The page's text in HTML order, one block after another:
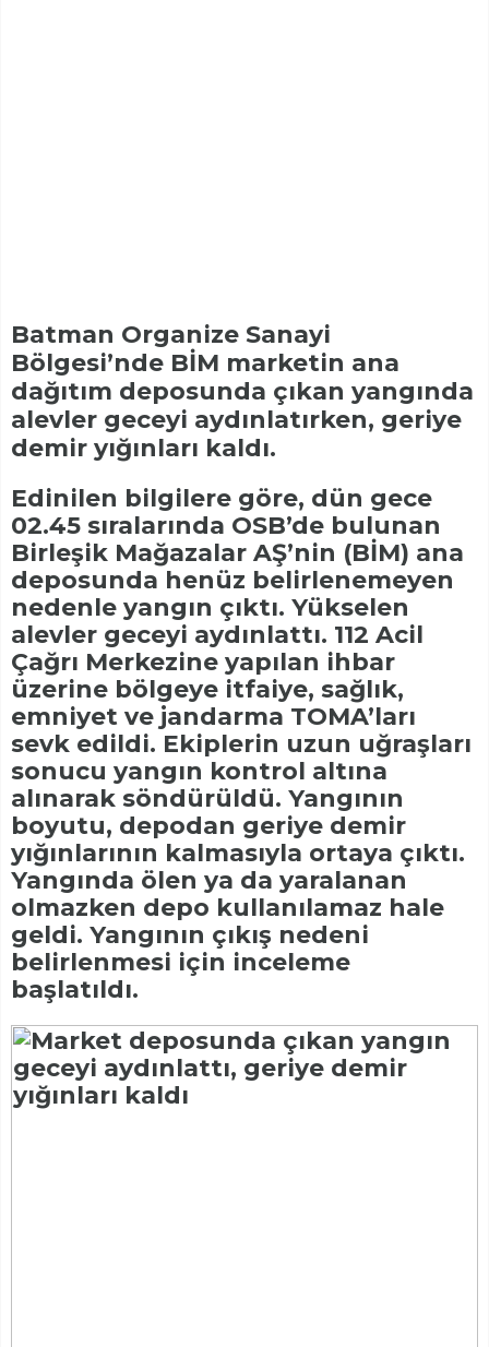
Batman Organize Sanayi
Bölgesi’nde BİM marketin ana
dağıtım deposunda çıkan yangında
alevler geceyi aydınlatırken, geriye
demir yığınları kaldı.
Edinilen bilgilere göre, dün gece
02.45 sıralarında OSB’de bulunan
Birleşik Mağazalar AŞ’nin (BİM) ana
deposunda henüz belirlenemeyen
nedenle yangın çıktı. Yükselen
alevler geceyi aydınlattı. 112 Acil
Çağrı Merkezine yapılan ihbar
üzerine bölgeye itfaiye, sağlık,
emniyet ve jandarma TOMA’ları
sevk edildi. Ekiplerin uzun uğraşları
sonucu yangın kontrol altına
alınarak söndürüldü. Yangının
boyutu, depodan geriye demir
yığınlarının kalmasıyla ortaya çıktı.
Yangında ölen ya da yaralanan
olmazken depo kullanılamaz hale
geldi. Yangının çıkış nedeni
belirlenmesi için inceleme
başlatıldı.